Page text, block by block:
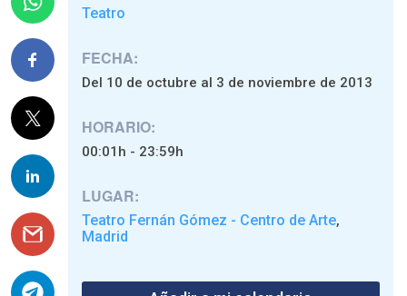
Teatro
FECHA:
Del 10 de octubre al 3 de noviembre de 2013
HORARIO:
00:01h - 23:59h
LUGAR:
Teatro Fernán Gómez - Centro de Arte,
Madrid